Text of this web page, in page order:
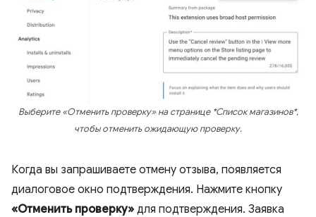
Выберите «Отменить проверку» на странице *Список магазинов*,
чтобы отменить ожидающую проверку.
Когда вы запрашиваете отмену отзыва, появляется
диалоговое окно подтверждения. Нажмите кнопку
«Отменить проверку» для подтверждения. Заявка